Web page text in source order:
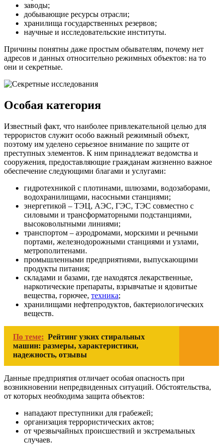
заводы;
добывающие ресурсы отрасли;
хранилища государственных резервов;
научные и исследовательские институты.
Причины понятны даже простым обывателям, почему нет
адресов и данных относительно режимных объектов: на то
они и секретные.
Особая категория
Известный факт, что наиболее привлекательной целью для
террористов служит особо важный режимный объект,
поэтому им уделено серьезное внимание по защите от
преступных элементов. К ним принадлежат ведомства и
сооружения, предоставляющие гражданам жизненно важное
обеспечение следующими благами и услугами:
гидротехникой с плотинами, шлюзами, водозаборами,
водохранилищами, насосными станциями;
энергетикой – ТЭЦ, АЭС, ГЭС, ТЭС совместно с
силовыми и трансформаторными подстанциями,
высоковольтными линиями;
транспортом – аэродромами, морскими и речными
портами, железнодорожными станциями и узлами,
метрополитенами.
промышленными предприятиями, выпускающими
продукты питания;
складами и базами, где находятся лекарственные,
наркотические препараты, взрывчатые и ядовитые
вещества, горючее, техника;
хранилищами нефтепродуктов, бактериологических
веществ.
По теме: Рейтинг узких стиральных
машин: размеры, характеристики,
надежность, отзывы
Данные предприятия отличает особая опасность при
возникновении непредвиденных ситуаций. Обстоятельства,
от которых необходима защита объектов:
нападают преступники для грабежей;
организация террористических актов;
от чрезвычайных происшествий и экстремальных
случаев.